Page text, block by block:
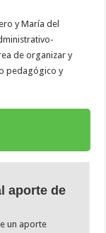
y María del
de organizar y
pedagógico y
aporte de
un aporte